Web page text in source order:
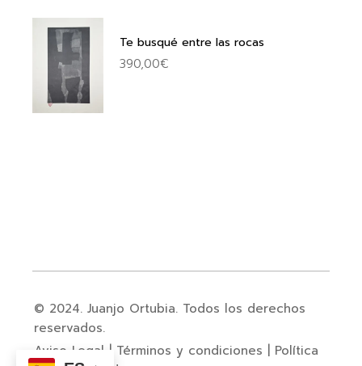
Te busqué entre las rocas
390,00€
© 2024. Juanjo Ortubia. Todos los derechos
reservados.
Aviso Legal | Términos y condiciones
Política